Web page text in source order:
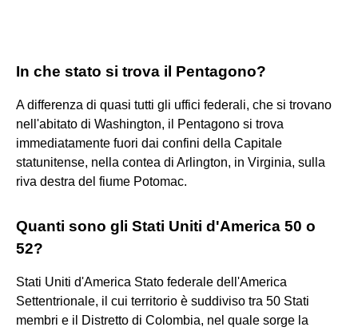
In che stato si trova il Pentagono?
A differenza di quasi tutti gli uffici federali, che si trovano
nell'abitato di Washington, il Pentagono si trova
immediatamente fuori dai confini della Capitale
statunitense, nella contea di Arlington, in Virginia, sulla
riva destra del fiume Potomac.
Quanti sono gli Stati Uniti d'America 50 o
52?
Stati Uniti d'America Stato federale dell'America
Settentrionale, il cui territorio è suddiviso tra 50 Stati
membri e il Distretto di Colombia, nel quale sorge la